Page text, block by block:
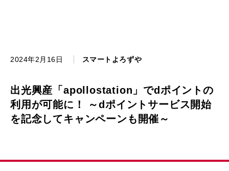
2024年2月16日 スマートよろずや
出光興産「apollostation」でdポイントの
利用が可能に！ ～dポイントサービス開始
を記念してキャンペーンも開催～